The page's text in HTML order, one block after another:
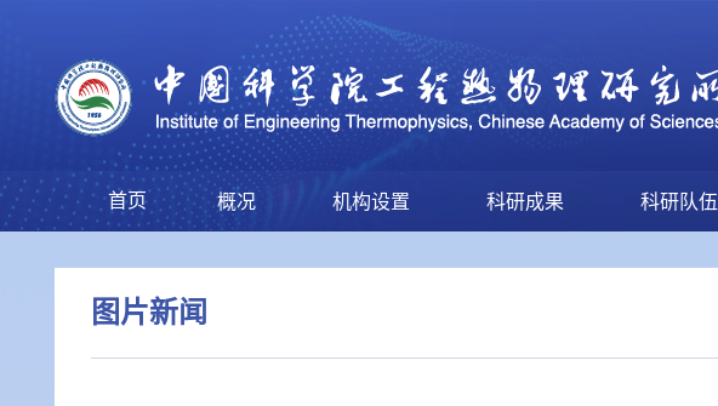
首页 概况 机构设置 科研成果 科研队伍
图片新闻